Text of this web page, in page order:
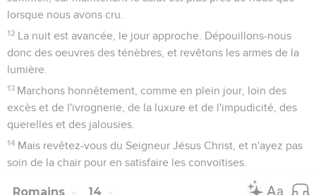
lorsque nous avons cru.
12 La nuit est avancée, le jour approche. Dépouillons-nous
donc des oeuvres des ténèbres, et revêtons les armes de la
lumière.
13 Marchons honnêtement, comme en plein jour, loin des
excès et de l'ivrognerie, de la luxure et de l'impudicité, des
querelles et des jalousies.
14 Mais revêtez-vous du Seigneur Jésus Christ, et n'ayez pas
soin de la chair pour en satisfaire les convoitises.
Romains 14